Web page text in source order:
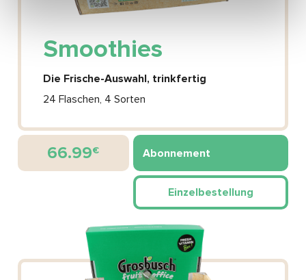
Smoothies
Die Frische-Auswahl, trinkfertig
24 Flaschen, 4 Sorten
66.99€ Abonnement
Einzelbestellung